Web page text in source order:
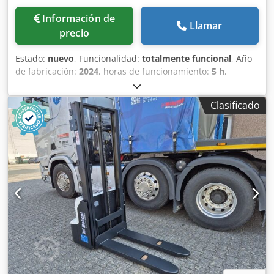
cámara de marcha atrás, apoyabrazos con minipalanca
para 4 funciones hidráulicas, cambio de dirección en el
apoyabrazos
Información de
precio
Llamar
Estado: nuevo, Funcionalidad: totalmente funcional, Año
de fabricación: 2024, horas de funcionamiento: 5 h,
1.600 kg, altura de elevación:
mm, ascensor libre:1.420 mm, tipo de combustible:
eléctrico, tipo de mástil:triple
, altura de construcción:
2.008 mm , longitud de la horquilla: 1.150 mm
, peso en
vacío:1.340 kg, longitud total:1.964 mm, tipo de
accionamiento:Elektro, ancho de construcción:820 mm,
Carretilla elevadora Centro de gravedad de la carga: 600
Anchura de horquilla: 560 mm Tipo de mástil: Triplex
Estado: Nueva Estado técnico: Nuevo Tipo de neumáticos
delanteros: Poliuretano Estado de los neumáticos
delanteros: 80 - 100% Neumáticos traseros Tipo:
Poliuretano Neumáticos traseros Estado: 80 - 100% Voltios
de la batería: 24V Batería Ah: 300Ah Csdpfx Afjwzpc Depsrf
Tipo de batería: PzS Año de construcción de la batería:
2024 Estado de la batería: 80 - 100% Carrera libre
Clasificado